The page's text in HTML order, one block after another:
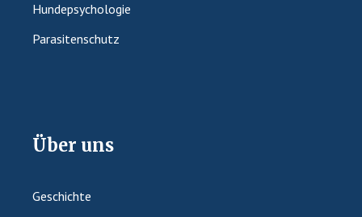
Hundepsychologie
Parasitenschutz
Über uns
Geschichte